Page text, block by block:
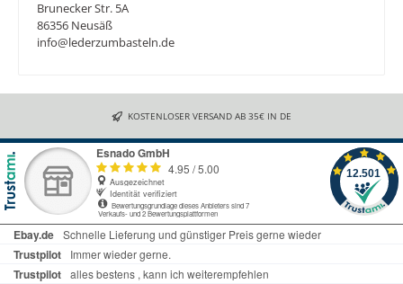
Brunecker Str. 5A
86356 Neusäß
info@lederzumbasteln.de
KOSTENLOSER VERSAND AB 35€ IN DE